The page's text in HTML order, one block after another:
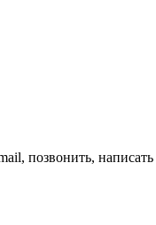
позвонить, написать